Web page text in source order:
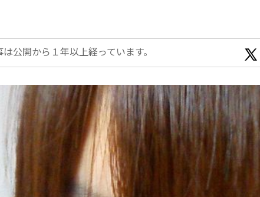
公開から１年以上経っています。